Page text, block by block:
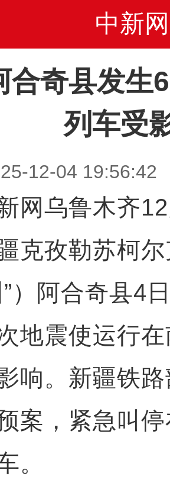
中新网
合奇县发生
列车受
12-04
乌鲁木齐12
克孜勒苏柯
”）阿合奇县4
地震使运行
响。新疆铁
案，紧急叫
。